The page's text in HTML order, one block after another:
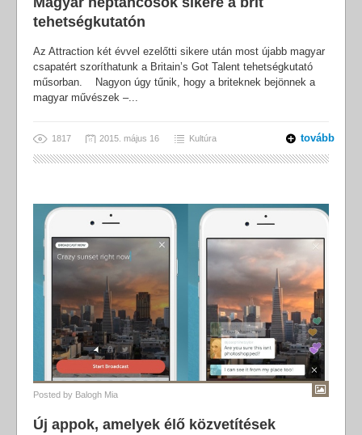
tehetségkutatón
Az Attraction két évvel ezelőtti sikere után most újabb magyar
csapatért szoríthatunk a Britain’s Got Talent tehetségkutató
műsorban. Nagyon úgy tűnik, hogy a briteknek bejönnek a
magyar művészek –...
1817 2015. május 16 Kultúra tovább
Posted by Balogh Mia
Új appok, amelyek élő közvetítések